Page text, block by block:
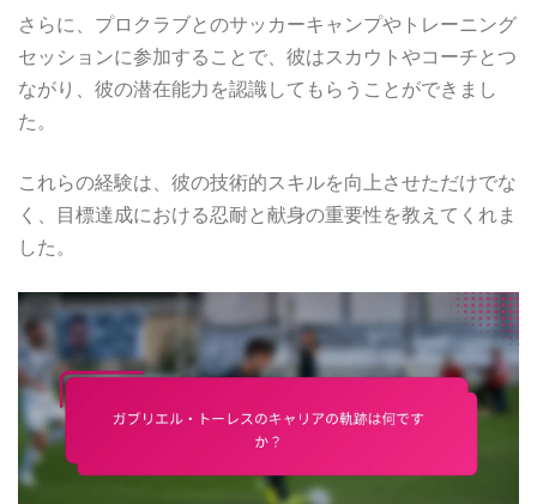
さらに、プロクラブとのサッカーキャンプやトレーニング
セッションに参加することで、彼はスカウトやコーチとつ
ながり、彼の潜在能力を認識してもらうことができまし
た。
これらの経験は、彼の技術的スキルを向上させただけでな
く、目標達成における忍耐と献身の重要性を教えてくれま
した。